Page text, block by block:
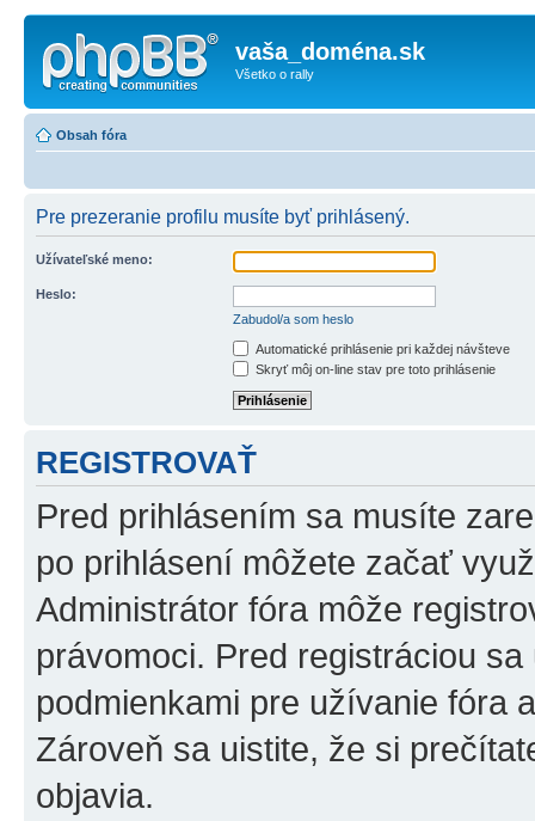
vaša_doména.sk
Všetko o rally
Obsah fóra
Pre prezeranie profilu musíte byť prihlásený.
Užívateľské meno:
Heslo:
Zabudol/a som heslo
Automatické prihlásenie pri každej návšteve
Skryť môj on-line stav pre toto prihlásenie
REGISTROVAŤ
Pred prihlásením sa musíte
po prihlásení môžete začať
Administrátor fóra môže
právomoci. Pred registráciou
podmienkami pre užívanie fóra
Zároveň sa uistite, že si
objavia.